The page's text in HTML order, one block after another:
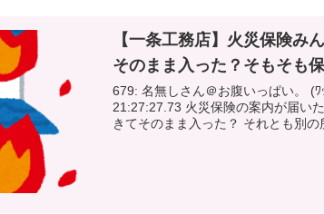
【一条工務店】火災保険み
そのまま入った？そもそも
679: 名無しさん＠お腹いっぱい。 (ﾜｯﾁｮｲ
21:27:27.73 火災保険の案内が届いたんだがみんな一条から送られて
きてそのまま入った？ それとも別の